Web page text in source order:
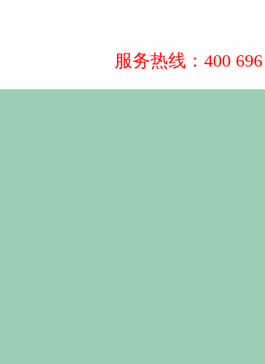
服务热线：400